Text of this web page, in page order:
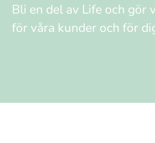
Bli en del av Life och gör
för våra kunder och för